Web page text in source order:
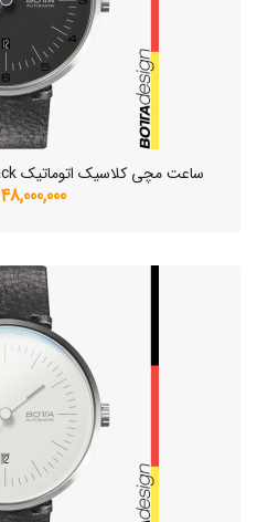
ساعت مچی کلاسیک اتوماتیک TRES Automatic Pearl Black
48,000,000 تومان